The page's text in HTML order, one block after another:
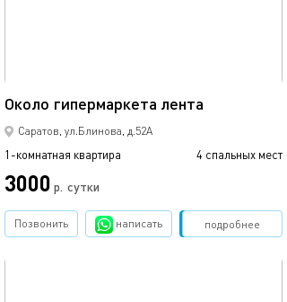
Около гипермаркета лента
Саратов, ул.Блинова, д.52А
1-комнатная квартира 4 спальных мест
3000 р. сутки
подробнее
Позвонить написать Забронировать